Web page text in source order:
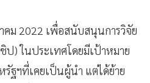
คม 2022 เพื่อสนับสนุนการวิจัย
ป) ในประเทศโดยมีเป้าหมาย
ฐฯที่เคยเป็นผู้นำ แต่ได้ย้าย